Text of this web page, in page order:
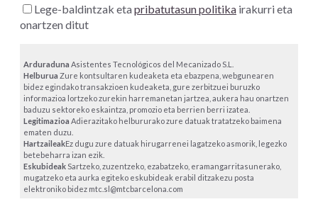
Lege-baldintzak etapribatutasun politika irakurri eta
onartzen ditut
Arduraduna Asistentes Tecnológicos del Mecanizado S.L.
Helburua Zure kontsultaren kudeaketa eta ebazpena, webgunearen
bidez egindako transakzioen kudeaketa, gure zerbitzuei buruzko
informazioa lortzeko zurekin harremanetan jartzea, aukera hau onartzen
baduzu sektoreko eskaintza, promozio eta berrien berri izatea.
Legitimazioa Adierazitako helbururako zure datuak tratatzeko baimena
ematen duzu.
HartzaileakEz dugu zure datuak hirugarrenei lagatzeko asmorik, legezko
betebeharra izan ezik.
Eskubideak Sartzeko, zuzentzeko, ezabatzeko, eramangarritasunerako,
mugatzeko eta aurka egiteko eskubideak erabil ditzakezu posta
elektroniko bidez mtc.sl@mtcbarcelona.com